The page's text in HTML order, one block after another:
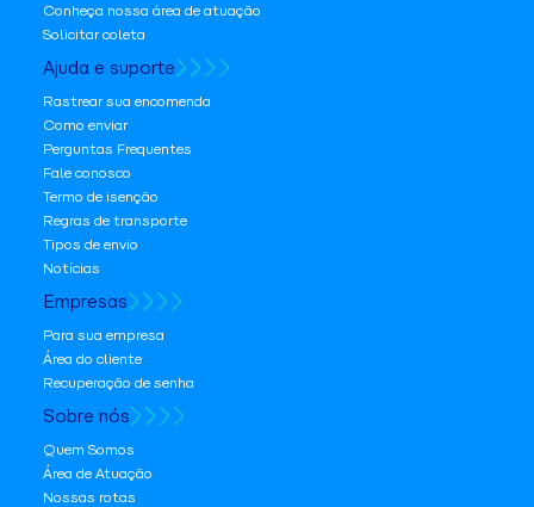
Conheça nossa área de atuação
Solicitar coleta
Ajuda e suporte
Rastrear sua encomenda
Como enviar
Perguntas Frequentes
Fale conosco
Termo de isenção
Regras de transporte
Tipos de envio
Notícias
Empresas
Para sua empresa
Área do cliente
Recuperação de senha
Sobre nós
Quem Somos
Área de Atuação
Nossas rotas